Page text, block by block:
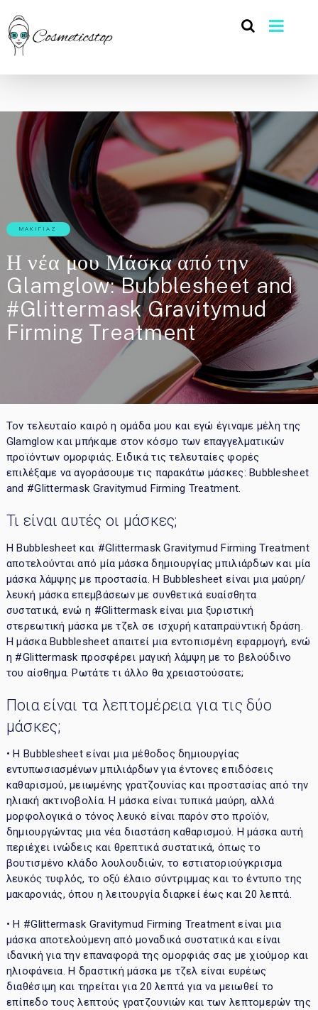
ΜΑΚΙΓΙΆΖ
Η νέα μου Μάσκα από την
Glamglow: Bubblesheet and
#Glittermask Gravitymud
Firming Treatment
Τον τελευταίο καιρό η ομάδα μου και εγώ έγιναμε μέλη της
Glamglow και μπήκαμε στον κόσμο των επαγγελματικών
προϊόντων ομορφιάς. Ειδικά τις τελευταίες φορές
επιλέξαμε να αγοράσουμε τις παρακάτω μάσκες: Bubblesheet
and #Glittermask Gravitymud Firming Treatment.
Τι είναι αυτές οι μάσκες;
Η Bubblesheet και #Glittermask Gravitymud Firming Treatment
αποτελούνται από μία μάσκα δημιουργίας μπιλιάρδων και μία
μάσκα λάμψης με προστασία. Η Bubblesheet είναι μια μαύρη/
λευκή μάσκα επεμβάσεων με συνθετικά ευαίσθητα
συστατικά, ενώ η #Glittermask είναι μια ξυριστική
στερεωτική μάσκα με τζελ σε ισχυρή καταπραϋντική δράση.
Η μάσκα Bubblesheet απαιτεί μια εντοπισμένη εφαρμογή, ενώ
η #Glittermask προσφέρει μαγική λάμψη με το βελούδινο
του αίσθημα. Ρωτάτε τι άλλο θα χρειαστούσατε;
Ποια είναι τα λεπτομέρεια για τις δύο
μάσκες;
• Η Bubblesheet είναι μια μέθοδος δημιουργίας
εντυπωσιασμένων μπιλιάρδων για έντονες επιδόσεις
καθαρισμού, μειωμένης γρατζουνίας και προστασίας από την
ηλιακή ακτινοβολία. Η μάσκα είναι τυπικά μαύρη, αλλά
μορφολογικά ο τόνος λευκό είναι παρόν στο προϊόν,
δημιουργώντας μια νέα διαστάση καθαρισμού. Η μάσκα αυτή
περιέχει ινώδεις και θρεπτικά συστατικά, όπως το
βουτισμένο κλάδο λουλουδιών, το εστιατοριούγκρισμα
λευκός τυφλός, το οξύ έλαιο σύντριμμας και το έντυπο της
μακαρονιάς, όπου η λειτουργία διαρκεί έως και 20 λεπτά.
• Η #Glittermask Gravitymud Firming Treatment είναι μια
μάσκα αποτελούμενη από μοναδικά συστατικά και είναι
ιδανική για την επαναφορά της ομορφιάς σας με χιούμορ και
ηλιοφάνεια. Η δραστική μάσκα με τζελ είναι ευρέως
διαθέσιμη και τηρείται για 20 λεπτά για να μειωθεί το
επίπεδο τους λεπτούς γρατζουνιών και των λεπτομερών της